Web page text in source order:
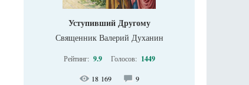
Уступивший Другому
Священник Валерий Духанин
Рейтинг: 9.9 Голосов: 1449
18 169 9